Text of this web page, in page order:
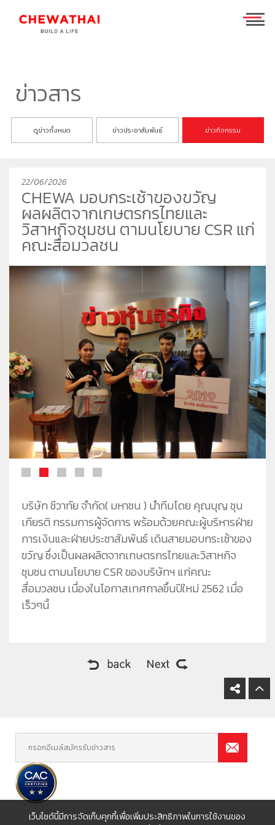
บ้าน
ชีวาวัลย์ ปิ่นเกล้า-สาทร
ชีวารมย์ ราชพฤกษ์ตัดใหม่
คอนโดมิเนียม
ชีวาทัย ปิ่นเกล้า
ชีวาทัย เรสซิเดนซ์ ทองหล่อ
ชีวาทัย ฮอลล์มาร์ค ลาดพร้าว - โชคชัย 4 เฟส 2
ชีวาทัย เกษตร - นวมินทร์
ชีวาทัย เรสซิเดนซ์ อโศก
ชีวาทัย ฮอลล์มาร์ค ลาดพร้าว - โชคชัย 4
ชีวาโฮม สุขสวัสดิ์ - ประชาอุทิศ
ชีวาโฮม วงแหวน - ลำลูกกา
ชีวาโฮม กรุงเทพ - ปทุม
ชีวาโฮม รังสิต - ปทุม
ชีวา ฮาร์ท สุขุมวิท 36
โฮมออฟฟิศ
ชีวา บิซ โฮม เอกชัย-บางบอน
ที่อยู่อาศัยมือสอง
ค้นหาตามโซน
นักลงทุนสัมพันธ์
ข้อมูลพื้นฐาน
ภาพรวมธุรกิจบริษัท
ลักษณะการประกอบธุรกิจ
โครงสร้างกลุ่มบริษัท
ประวัติความเป็นมาของบริษัท
วิสัยทัศน์และพันธกิจ
โครงสร้างองค์กร
คณะกรรมการบริษัท
คณะกรรมการตรวจสอบ
คณะกรรมการบริหาร
คณะกรรมการสรรหาและพิจารณาค่าตอบแทน
ชีวาทัยโซไซตี้
Home
Promotion
Privilege
Info
Magazine
ข่าว&โปรโมชั่น
ดูข่าวทั้งหมด
ข่าวประชาสัมพันธ์
ข่าวกิจกรรม
ดูโปรโมชั่นทั้งหมด
บ้าน
ทาวน์โฮม
คอนโดมิเนียม
โฮมออฟฟิศ
รับซื้อที่ดิน
ความรับผิดชอบต่อสังคม
ข่าวสาร
ดูข่าวทั้งหมด ข่าวประชาสัมพันธ์ ข่าวกิจกรรม
22/06/2026
CHEWA มอบกระเช้าของขวัญ
ผลผลิตจากเกษตรกรไทยและ
วิสาหกิจชุมชน ตามนโยบาย CSR แก่
คณะสื่อมวลชน
บริษัท ชีวาทัย จำกัด( มหาชน ) นำทีมโดย คุณบุญ ชุน
เกียรติ กรรมการผู้จัดการ พร้อมด้วยคณะผู้บริหารฝ่าย
การเงินและฝ่ายประชาสัมพันธ์ เดินสายมอบกระเช้าของ
ขวัญ ซึ่งเป็นผลผลิตจากเกษตรกรไทยและวิสาหกิจ
ชุมชน ตามนโยบาย CSR ของบริษัทฯ แก่คณะ
สื่อมวลชน เนื่องในโอกาสเทศกาลขึ้นปีใหม่ 2562 เมื่อ
เร็วๆนี้
เว็บไซต์นี้มีการจัดเก็บคุกกี้เพื่อเพิ่มประสิทธิภาพในการใช้งานของ